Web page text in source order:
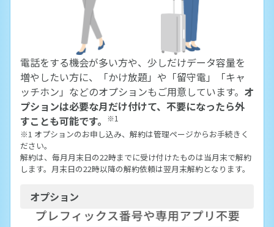
電話をする機会が多い方や、少しだけデータ容量を
増やしたい方に、「かけ放題」や「留守電」「キャ
ッチホン」などのオプションもご用意しています。 オ
プションは必要な月だけ付けて、不要になったら外
すことも可能です。
※1
※1 オプションのお申し込み、解約は管理ページからお手続きく
ださい。
解約は、毎月月末日の22時までに受け付けたものは当月末で解約
します。月末日の22時以降の解約依頼は翌月末解約となります。
オプション